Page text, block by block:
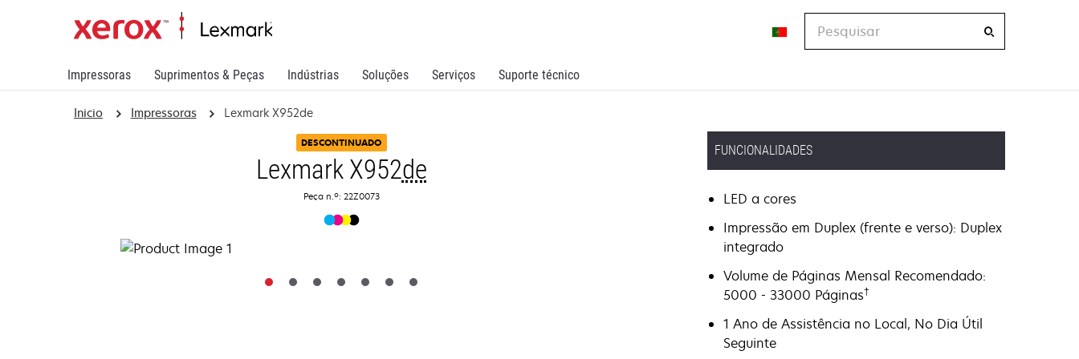
Impressoras Suprimentos & Peças Indústrias Soluções Serviços Suporte técnico
Inicio Impressoras Lexmark X952de
DESCONTINUADO
Lexmark X952de
Peça n.º: 22Z0073
FUNCIONALIDADES
LED a cores
Impressão em Duplex (frente e verso): Duplex
integrado
Volume de Páginas Mensal Recomendado:
5000 - 33000 Páginas†
1 Ano de Assistência no Local, No Dia Útil
Seguinte